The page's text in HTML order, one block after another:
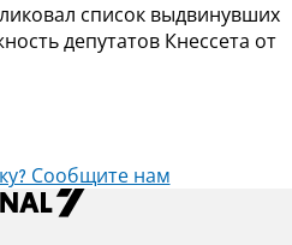
список выдвинувших
депутатов Кнессета от
Сообщите нам